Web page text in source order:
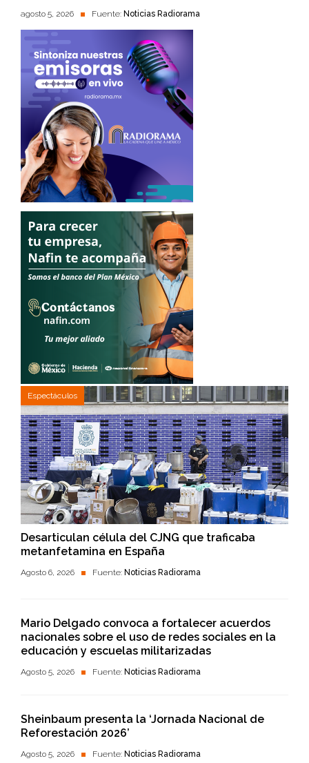
agosto 5, 2026 Fuente: Noticias Radiorama
Espectáculos
Desarticulan célula del CJNG que traficaba
metanfetamina en España
Agosto 6, 2026 Fuente: Noticias Radiorama
Mario Delgado convoca a fortalecer acuerdos
nacionales sobre el uso de redes sociales en la
educación y escuelas militarizadas
Agosto 5, 2026 Fuente: Noticias Radiorama
Sheinbaum presenta la ‘Jornada Nacional de
Reforestación 2026’
Agosto 5, 2026 Fuente: Noticias Radiorama